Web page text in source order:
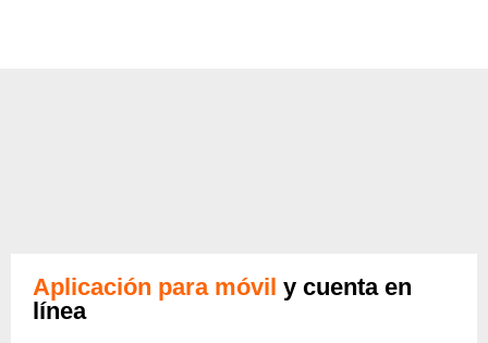
Aplicación para móvil y cuenta en
línea